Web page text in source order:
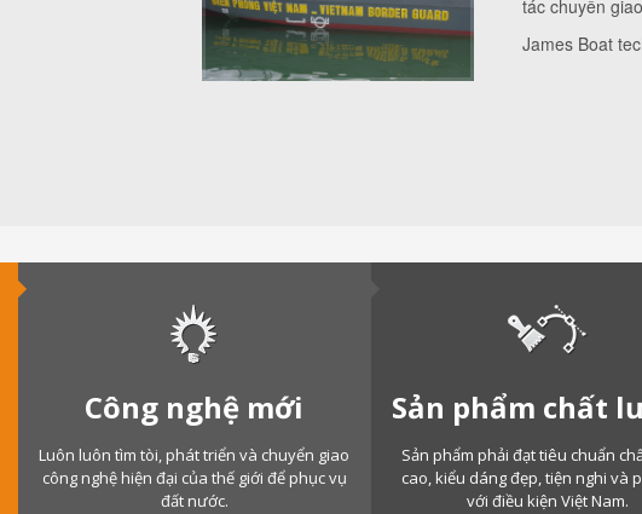
tác chuyển
James Boat
Công nghệ mới
Luôn luôn tìm tòi, phát triển và chuyển giao
công nghệ hiện đại của thế giới để phục vụ
đất nước.
Sản phẩm chất
Sản phẩm phải đạt tiêu chuẩn
cao, kiểu dáng đẹp, tiện nghi và
với điều kiện Việt Nam.